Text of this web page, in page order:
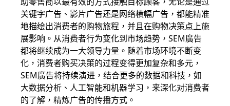
关键字广告、影片广告还是网络横幅广告，都能精准
地描绘出消费者的购物旅程，并且在购物决策点上施
展影响。从消费者行为变化到市场趋势，SEM廣告
都将继续成为一大领导力量。随着市场环境不断变
化，消费者购买决策的过程变得更加复杂和多元，
SEM廣告将持续演进，结合更多的数据和科技，如
大数据分析、人工智能和机器学习，来深化对消费者
的了解，精炼广告的传播方式。